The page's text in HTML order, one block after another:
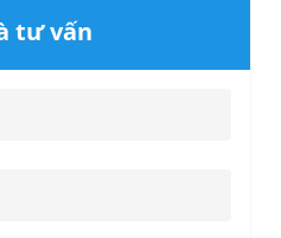
tư vấn